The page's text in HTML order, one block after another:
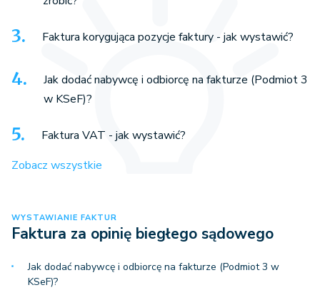
Faktura korygująca pozycje faktury - jak wystawić?
Jak dodać nabywcę i odbiorcę na fakturze (Podmiot 3
w KSeF)?
Faktura VAT - jak wystawić?
Zobacz wszystkie
WYSTAWIANIE FAKTUR
Faktura za opinię biegłego sądowego
Jak dodać nabywcę i odbiorcę na fakturze (Podmiot 3 w
KSeF)?